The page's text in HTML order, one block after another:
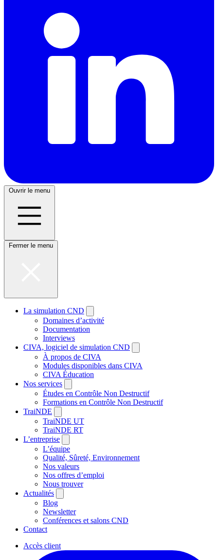
Ouvrir le menu
Fermer le menu
La simulation CND
Domaines d’activité
Documentation
Interviews
CIVA, logiciel de simulation CND
À propos de CIVA
Modules disponibles dans CIVA
CIVA Éducation
Nos services
Études en Contrôle Non Destructif
Formations en Contrôle Non Destructif
TraiNDE
TraiNDE UT
TraiNDE RT
L’entreprise
L’équipe
Qualité, Sûreté, Environnement
Nos valeurs
Nos offres d’emploi
Nous trouver
Actualités
Blog
Newsletter
Conférences et salons CND
Contact
Accès client